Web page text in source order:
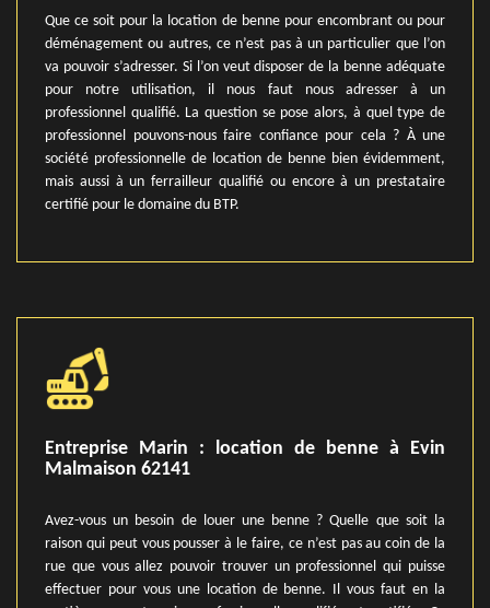
Que ce soit pour la location de benne pour encombrant ou pour
déménagement ou autres, ce n’est pas à un particulier que l’on
va pouvoir s’adresser. Si l’on veut disposer de la benne adéquate
pour notre utilisation, il nous faut nous adresser à un
professionnel qualifié. La question se pose alors, à quel type de
professionnel pouvons-nous faire confiance pour cela ? À une
société professionnelle de location de benne bien évidemment,
mais aussi à un ferrailleur qualifié ou encore à un prestataire
certifié pour le domaine du BTP.
Entreprise Marin : location de benne à Evin
Malmaison 62141
Avez-vous un besoin de louer une benne ? Quelle que soit la
raison qui peut vous pousser à le faire, ce n’est pas au coin de la
rue que vous allez pouvoir trouver un professionnel qui puisse
effectuer pour vous une location de benne. Il vous faut en la